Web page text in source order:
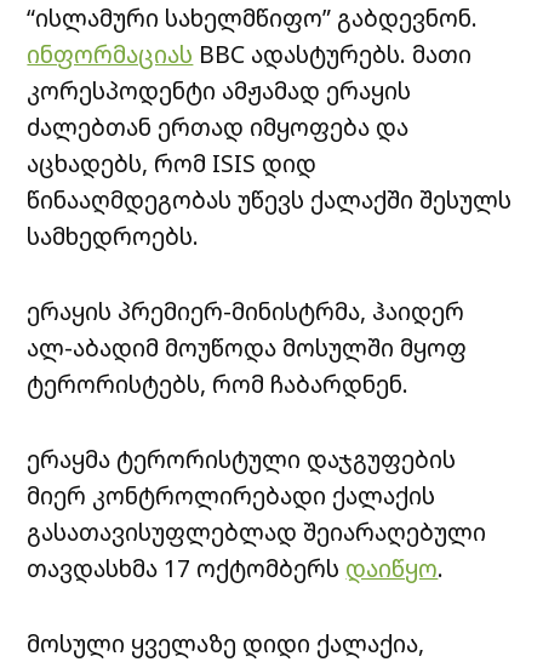
“ისლამური სახელმწიფო” გაბდევნონ.
ინფორმაციას BBC ადასტურებს. მათი
კორესპოდენტი ამჟამად ერაყის
ძალებთან ერთად იმყოფება და
აცხადებს, რომ ISIS დიდ
წინააღმდეგობას უწევს ქალაქში შესულს
სამხედროებს.
ერაყის პრემიერ-მინისტრმა, ჰაიდერ
ალ-აბადიმ მოუწოდა მოსულში მყოფ
ტერორისტებს, რომ ჩაბარდნენ.
ერაყმა ტერორისტული დაჯგუფების
მიერ კონტროლირებადი ქალაქის
გასათავისუფლებლად შეიარაღებული
თავდასხმა 17 ოქტომბერს დაიწყო.
მოსული ყველაზე დიდი ქალაქია,